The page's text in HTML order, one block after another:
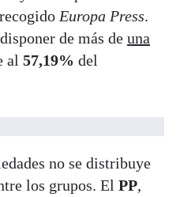
Europa Press.
de más de una
al 57,19% del
no se distribuye
los grupos. El PP,